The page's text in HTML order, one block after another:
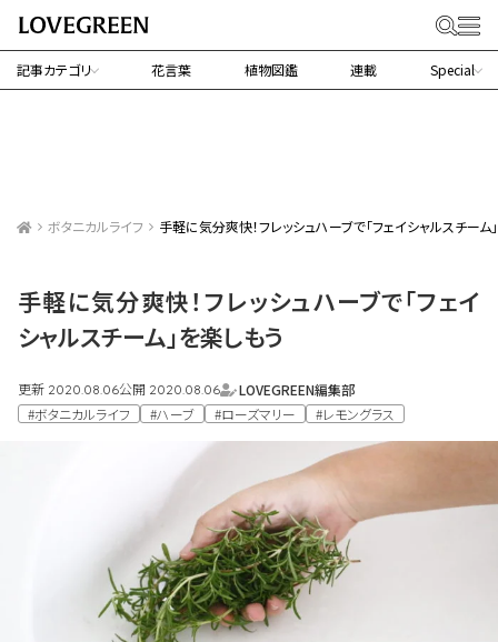
記事カテゴリ 花言葉 植物図鑑 連載 Special
ボタニカルライフ 手軽に気分爽快！フレッシュハーブで「フェイシャルスチーム
手軽に気分爽快！フレッシュハーブで「フェイ
シャルスチーム」を楽しもう
更新 2020.08.06公開 2020.08.06
LOVEGREEN編集部
#ボタニカルライフ
#ハーブ #ローズマリー #レモングラス